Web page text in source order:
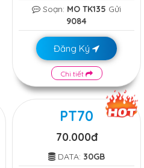
Soạn: MO TK135 Gửi
9084
Đăng Ký
Chi tiết
PT70
70.000đ
DATA: 30GB